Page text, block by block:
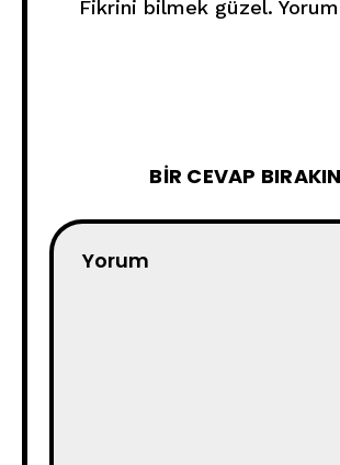
Fikrini bilmek güzel. Yorum
BIR CEVAP BIRAKIN